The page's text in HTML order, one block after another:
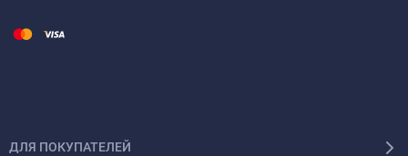
ДЛЯ ПОКУПАТЕЛЕЙ